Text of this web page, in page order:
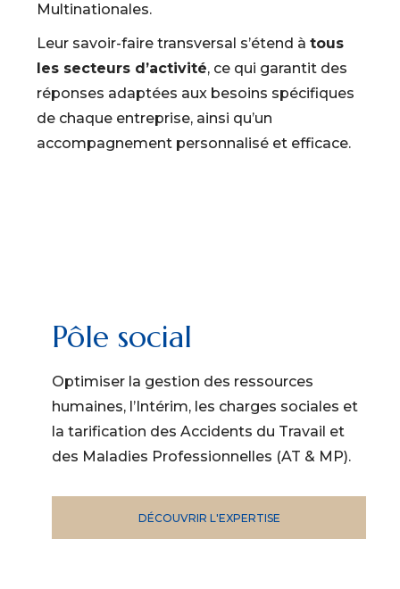
Multinationales.
Leur savoir-faire transversal s’étend àtous
les secteurs d’activité, ce qui garantit des
réponses adaptées aux besoins spécifiques
de chaque entreprise, ainsi qu’un
accompagnement personnalisé et efficace.
Pôle social
Optimiser la gestion des ressources
humaines, l’Intérim, les charges sociales et
la tarification des Accidents du Travail et
des Maladies Professionnelles (AT & MP).
DÉCOUVRIR L'EXPERTISE